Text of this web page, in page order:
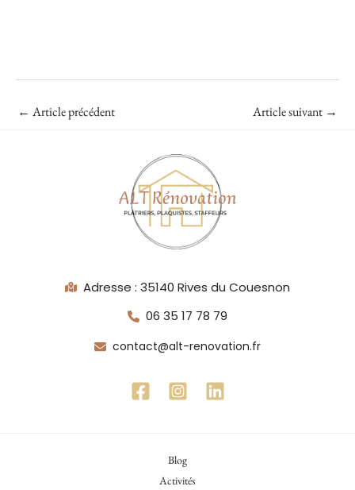
← Article précédent Article suivant →
Adresse : 35140 Rives du Couesnon
06 35 17 78 79
contact@alt-renovation.fr
Blog
Activités